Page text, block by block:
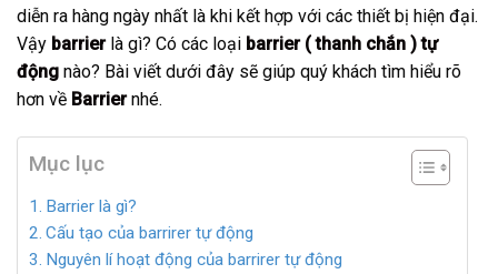
diễn ra hàng ngày nhất là khi kết hợp với các thiết bị hiện đại.
Vậy barrierlà gì? Có các loại barrier ( thanh chắn ) tự
động nào? Bài viết dưới đây sẽ giúp quý khách tìm hiểu rõ
hơn về Barriernhé.
Mục lục
Barrier là gì?
Cấu tạo của barrirer tự động
Nguyên lí hoạt động của barrirer tự động